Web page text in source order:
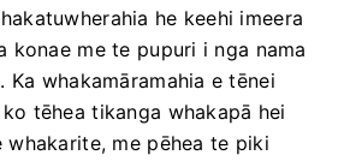
he keehi imeera
konae me te pupuri i nga nama
whakamāramahia e tēnei
tēhea tikanga whakapā hei
whakarite, me pēhea te piki